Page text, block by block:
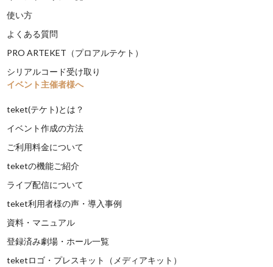
使い方
よくある質問
PRO ARTEKET（プロアルテケト）
シリアルコード受け取り
イベント主催者様へ
teket(テケト)とは？
イベント作成の方法
ご利用料金について
teketの機能ご紹介
ライブ配信について
teket利用者様の声・導入事例
資料・マニュアル
登録済み劇場・ホール一覧
teketロゴ・プレスキット（メディアキット）